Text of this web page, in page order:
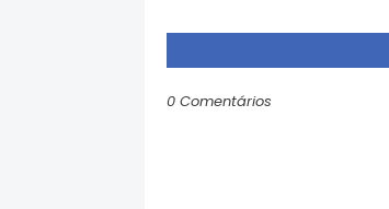
0 Comentários